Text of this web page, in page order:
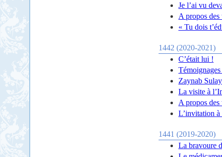
Je l’ai vu
A propos
« Tu dois
1442 (2020-2021)
C’était lui !
Zaynab
La visite à
A propos des
L’invitation à
1441 (2019-2020)
La bravoure